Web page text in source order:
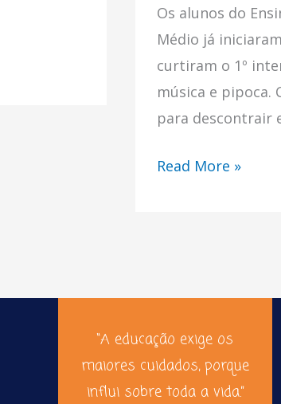
Os alunos do
Médio já
curtiram o 1º
música e pipoca.
para descontrair
Read More »
“A educação exige os
maiores cuidados, porque
influi sobre toda a vida.”